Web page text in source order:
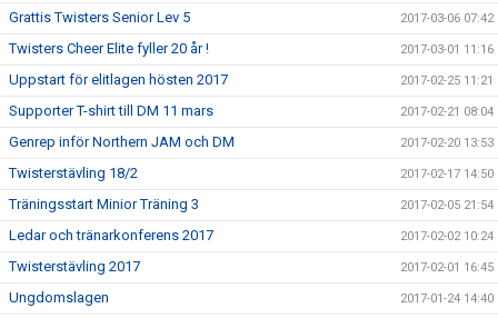
Grattis Twisters Senior Lev 5 2017-03-06 07:42
Twisters Cheer Elite fyller 20 år ! 2017-03-01 11:16
Uppstart för elitlagen hösten 2017 2017-02-25 11:21
Supporter T-shirt till DM 11 mars 2017-02-21 08:04
Genrep inför Northern JAM och DM 2017-02-20 13:53
Twisterstävling 18/2 2017-02-17 14:50
Träningsstart Minior Träning 3 2017-02-05 21:54
Ledar och tränarkonferens 2017 2017-02-02 10:24
Twisterstävling 2017 2017-02-01 16:45
Ungdomslagen 2017-01-24 14:40